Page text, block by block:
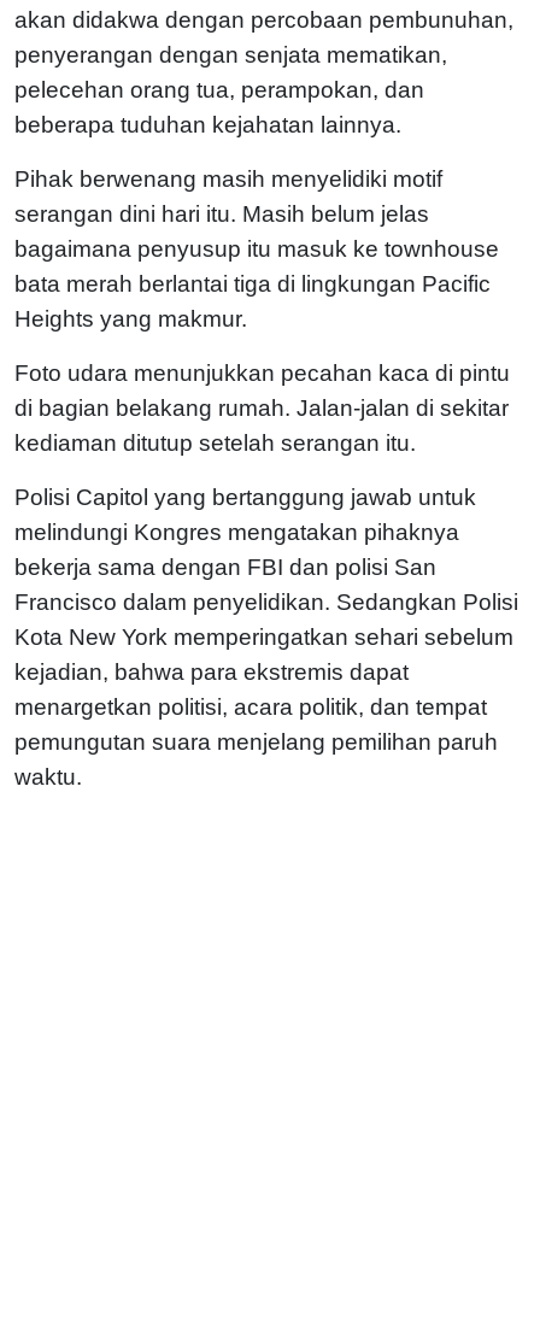
akan didakwa dengan percobaan pembunuhan,
penyerangan dengan senjata mematikan,
pelecehan orang tua, perampokan, dan
beberapa tuduhan kejahatan lainnya.
Pihak berwenang masih menyelidiki motif
serangan dini hari itu. Masih belum jelas
bagaimana penyusup itu masuk ke townhouse
bata merah berlantai tiga di lingkungan Pacific
Heights yang makmur.
Foto udara menunjukkan pecahan kaca di pintu
di bagian belakang rumah. Jalan-jalan di sekitar
kediaman ditutup setelah serangan itu.
Polisi Capitol yang bertanggung jawab untuk
melindungi Kongres mengatakan pihaknya
bekerja sama dengan FBI dan polisi San
Francisco dalam penyelidikan. Sedangkan Polisi
Kota New York memperingatkan sehari sebelum
kejadian, bahwa para ekstremis dapat
menargetkan politisi, acara politik, dan tempat
pemungutan suara menjelang pemilihan paruh
waktu.